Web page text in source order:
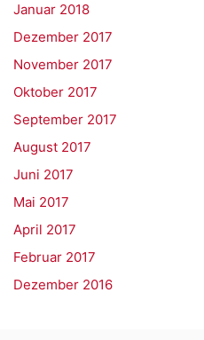
Januar 2018
Dezember 2017
November 2017
Oktober 2017
September 2017
August 2017
Juni 2017
Mai 2017
April 2017
Februar 2017
Dezember 2016